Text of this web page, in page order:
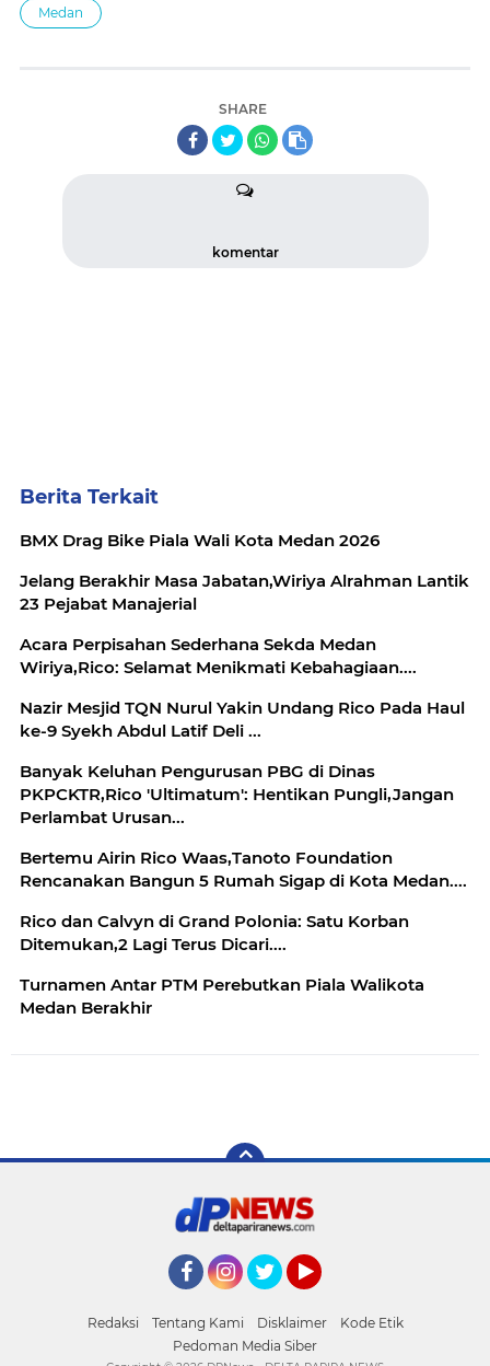
Medan
SHARE
komentar
Berita Terkait
BMX Drag Bike Piala Wali Kota Medan 2026
Jelang Berakhir Masa Jabatan,Wiriya Alrahman Lantik
23 Pejabat Manajerial
Acara Perpisahan Sederhana Sekda Medan
Wiriya,Rico: Selamat Menikmati Kebahagiaan....
Nazir Mesjid TQN Nurul Yakin Undang Rico Pada Haul
ke-9 Syekh Abdul Latif Deli ...
Banyak Keluhan Pengurusan PBG di Dinas
PKPCKTR,Rico 'Ultimatum': Hentikan Pungli,Jangan
Perlambat Urusan...
Bertemu Airin Rico Waas,Tanoto Foundation
Rencanakan Bangun 5 Rumah Sigap di Kota Medan....
Rico dan Calvyn di Grand Polonia: Satu Korban
Ditemukan,2 Lagi Terus Dicari....
Turnamen Antar PTM Perebutkan Piala Walikota
Medan Berakhir
Redaksi Tentang Kami Disklaimer
Kode Etik
Pedoman Media Siber